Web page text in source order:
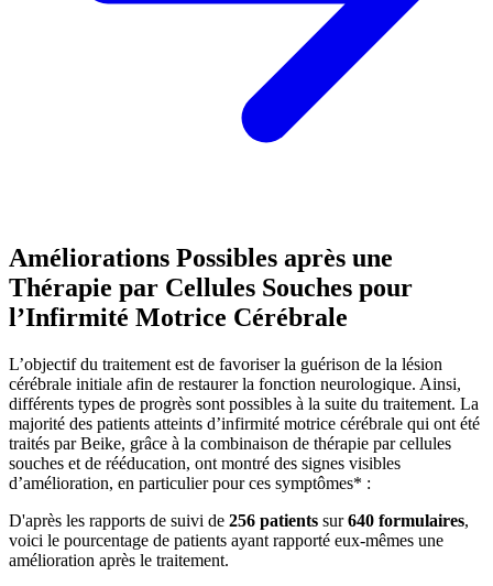
Améliorations Possibles après une
Thérapie par Cellules Souches pour
l’Infirmité Motrice Cérébrale
L’objectif du traitement est de favoriser la guérison de la lésion
cérébrale initiale afin de restaurer la fonction neurologique. Ainsi,
différents types de progrès sont possibles à la suite du traitement. La
majorité des patients atteints d’infirmité motrice cérébrale qui ont été
traités par Beike, grâce à la combinaison de thérapie par cellules
souches et de rééducation, ont montré des signes visibles
d’amélioration, en particulier pour ces symptômes* :
D'après les rapports de suivi de 256 patients sur640 formulaires,
voici le pourcentage de patients ayant rapporté eux-mêmes une
amélioration après le traitement.